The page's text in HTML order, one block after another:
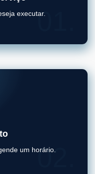
executar.01.
um horário.
02.